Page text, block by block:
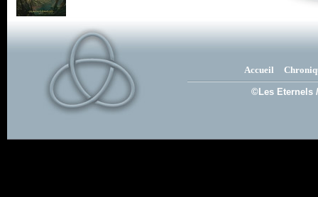
Accueil
©Les Eternels